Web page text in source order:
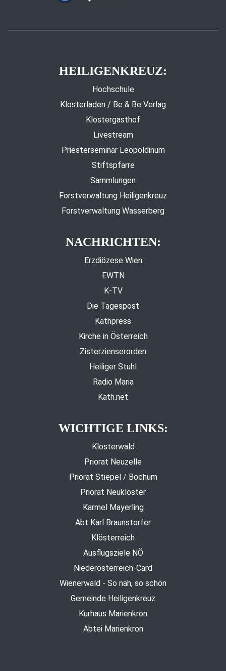
HEILIGENKREUZ:
Hochschule
Klosterladen / Be & Be Verlag
Klostergasthof
Livestream
Priesterseminar Leopoldinum
Stiftspfarre
Sammlungen
Forstverwaltung Heiligenkreuz
Forstverwaltung Wasserberg
NACHRICHTEN:
Erzdiözese Wien
EWTN
K-TV
Die Tagespost
Kathpress
Kirche in Österreich
Zisterzienserorden
Heiliger Stuhl
Radio Maria
Kath.net
WICHTIGE LINKS:
Klosterwald
Priorat Neuzelle
Priorat Stiepel / Bochum
Priorat Neukloster
Karmel Mayerling
Abt Karl Braunstorfer
Klösterreich
Ausflugsziele NÖ
Niederösterreich-Card
Wienerwald - So nah, so schön
Gemeinde Heiligenkreuz
Kurhaus Marienkron
Abtei Marienkron